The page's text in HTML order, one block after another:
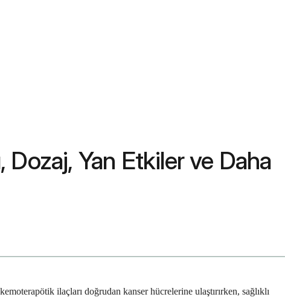
Dozaj, Yan Etkiler ve Daha
ilaçları doğrudan kanser hücrelerine ulaştırırken, sağlıklı